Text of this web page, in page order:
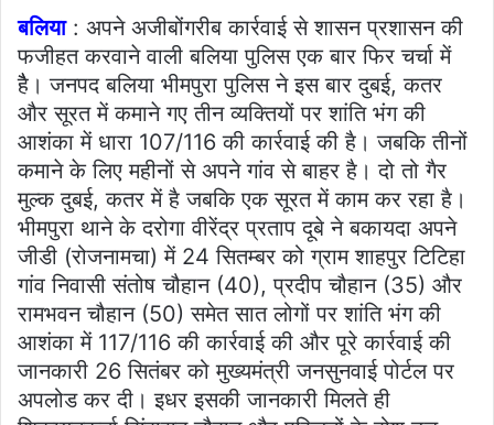
बलिया: अपने अजीबोंगरीब कार्रवाई से शासन प्रशासन की
फजीहत करवाने वाली बलिया पुलिस एक बार फिर चर्चा में
हैै। जनपद बलिया भीमपुरा पुलिस ने इस बार दुबई, कतर
और सूरत में कमाने गए तीन व्यक्तियों पर शांति भंग की
आशंका में धारा 107/116 की कार्रवाई की है। जबकि तीनों
कमाने के लिए महीनों से अपने गांव से बाहर है। दो तो गैर
मुल्क दुबई, कतर में है जबकि एक सूरत में काम कर रहा है।
भीमपुरा थाने के दरोगा वीरेंद्र प्रताप दूबे ने बकायदा अपने
जीडी (रोजनामचा) में 24 सितम्बर को ग्राम शाहपुर टिटिहा
गांव निवासी संतोष चौहान (40), प्रदीप चौहान (35) और
रामभवन चौहान (50) समेत सात लोगों पर शांति भंग की
आशंका में 117/116 की कार्रवाई की और पूरे कार्रवाई की
जानकारी 26 सितंबर को मुख्यमंत्री जनसुनवाई पोर्टल पर
अपलोड कर दी। इधर इसकी जानकारी मिलते ही